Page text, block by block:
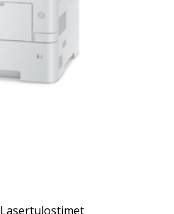
Lasertulostimet